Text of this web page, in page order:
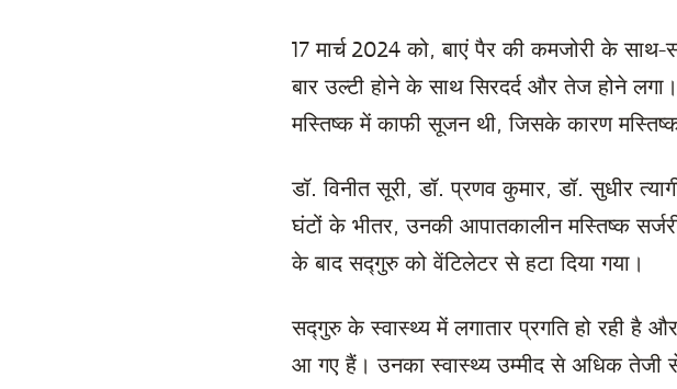
17 मार्च 2024 को, बाएं पैर की कमजोरी के
बार उल्टी होने के साथ सिरदर्द और तेज होने
मस्तिष्क में काफी सूजन थी, जिसके कारण
डॉ. विनीत सूरी, डॉ. प्रणव कुमार, डॉ. सुधीर
घंटों के भीतर, उनकी आपातकालीन मस्तिष्क
के बाद सद्गुरु को वेंटिलेटर से हटा दिया गया।
सद्गुरु के स्वास्थ्य में लगातार प्रगति हो रही है
आ गए हैं। उनका स्वास्थ्य उम्मीद से अधिक तेजी से